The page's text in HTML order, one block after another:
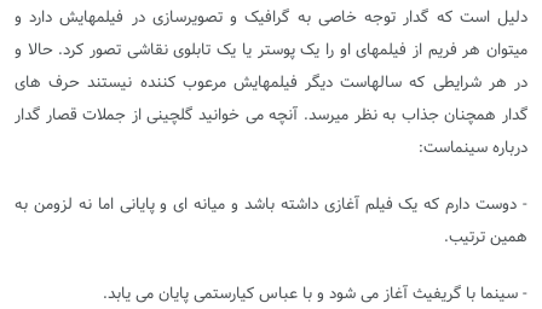
دلیل است که گدار توجه خاصی به گرافیک و تصویرسازی در فیلمهایش دارد و
میتوان هر فریم از فیلمهای او را یک پوستر یا یک تابلوی نقاشی تصور کرد. حالا و
در هر شرایطی که سالهاست دیگر فیلمهایش مرعوب کننده نیستند حرف های
گدار همچنان جذاب به نظر میرسد. آنچه می خوانید گلچینی از جملات قصار گدار
درباره سینماست:
- دوست دارم که یک فیلم آغازی داشته باشد و میانه ای و پایانی اما نه لزومن به
همین ترتیب.
- سینما با گریفیث آغاز می شود و با عباس کیارستمی پایان می یابد.